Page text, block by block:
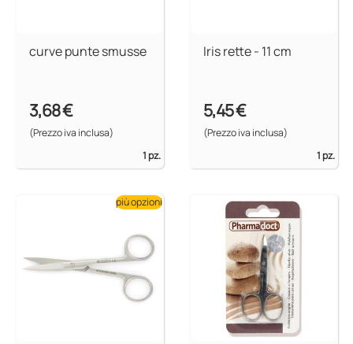
curve punte smusse
3,68 €
(Prezzo iva inclusa)
1 pz.
Iris rette - 11 cm
5,45 €
(Prezzo iva inclusa)
1 pz.
più opzioni